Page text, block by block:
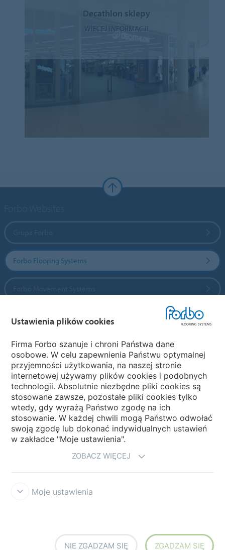
Decathlon sklepy
WIĘCEJ INFORMACJI
Forbo Flooring Systems
Wybierz kraj
My Forbo
NEWSLETTER
Ustawienia plików cookies
Firma Forbo szanuje i chroni Państwa dane
osobowe. W celu zapewnienia Państwu optymalnej
przyjemności użytkowania, na naszej stronie
internetowej używamy plików cookies i podobnych
technologii. Absolutnie niezbędne pliki cookies są
stosowane zawsze, pozostałe pliki cookies tylko
wtedy, gdy wyrażą Państwo zgodę na ich
stosowanie. W każdej chwili mogą Państwo odwołać
swoją zgodę lub dokonać indywidualnych ustawień
w zakładce "Moje ustawienia".
ZOBACZ WIĘCEJ
Moje ustawienia
NIE ZGADZAM SIĘ ZGADZAM SIĘ